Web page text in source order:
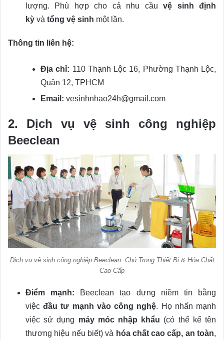
lượng. Phù hợp cho cả nhu cầuvệ sinh định
kỳ và tổng vệ sinh một lần.
Thông tin liên hệ:
Địa chỉ: 110 Thạnh Lộc 16, Phường Thạnh Lộc,
Quận 12, TPHCM
Email: vesinhnhao24h@gmail.com
2. Dịch vụ vệ sinh công nghiệp
Beeclean
Dịch vụ vệ sinh công nghiệp Beeclean: Chú Trọng Thiết Bị & Hóa Chất
Cao Cấp
Điểm mạnh: Beeclean tạo dựng niềm tin bằng
việcđầu tư mạnh vào công nghệ. Họ nhấn mạnh
việc sử dụng máy móc nhập khẩu (có thể kể tên
thương hiệu nếu biết) và hóa chất cao cấp, an toàn,